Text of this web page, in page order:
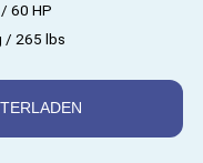
60 HP
/ 265 lbs